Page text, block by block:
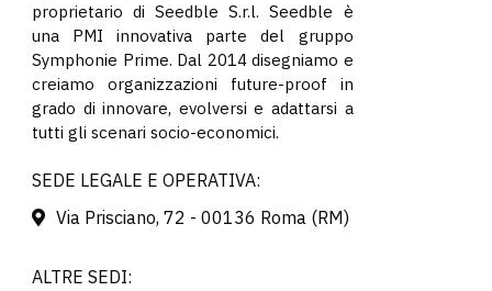
proprietario di Seedble S.r.l. Seedble è
una PMI innovativa parte del gruppo
Symphonie Prime. Dal 2014 disegniamo e
creiamo organizzazioni future-proof in
grado di innovare, evolversi e adattarsi a
tutti gli scenari socio-economici.
SEDE LEGALE E OPERATIVA:
Via Prisciano, 72 - 00136 Roma (RM)
ALTRE SEDI: